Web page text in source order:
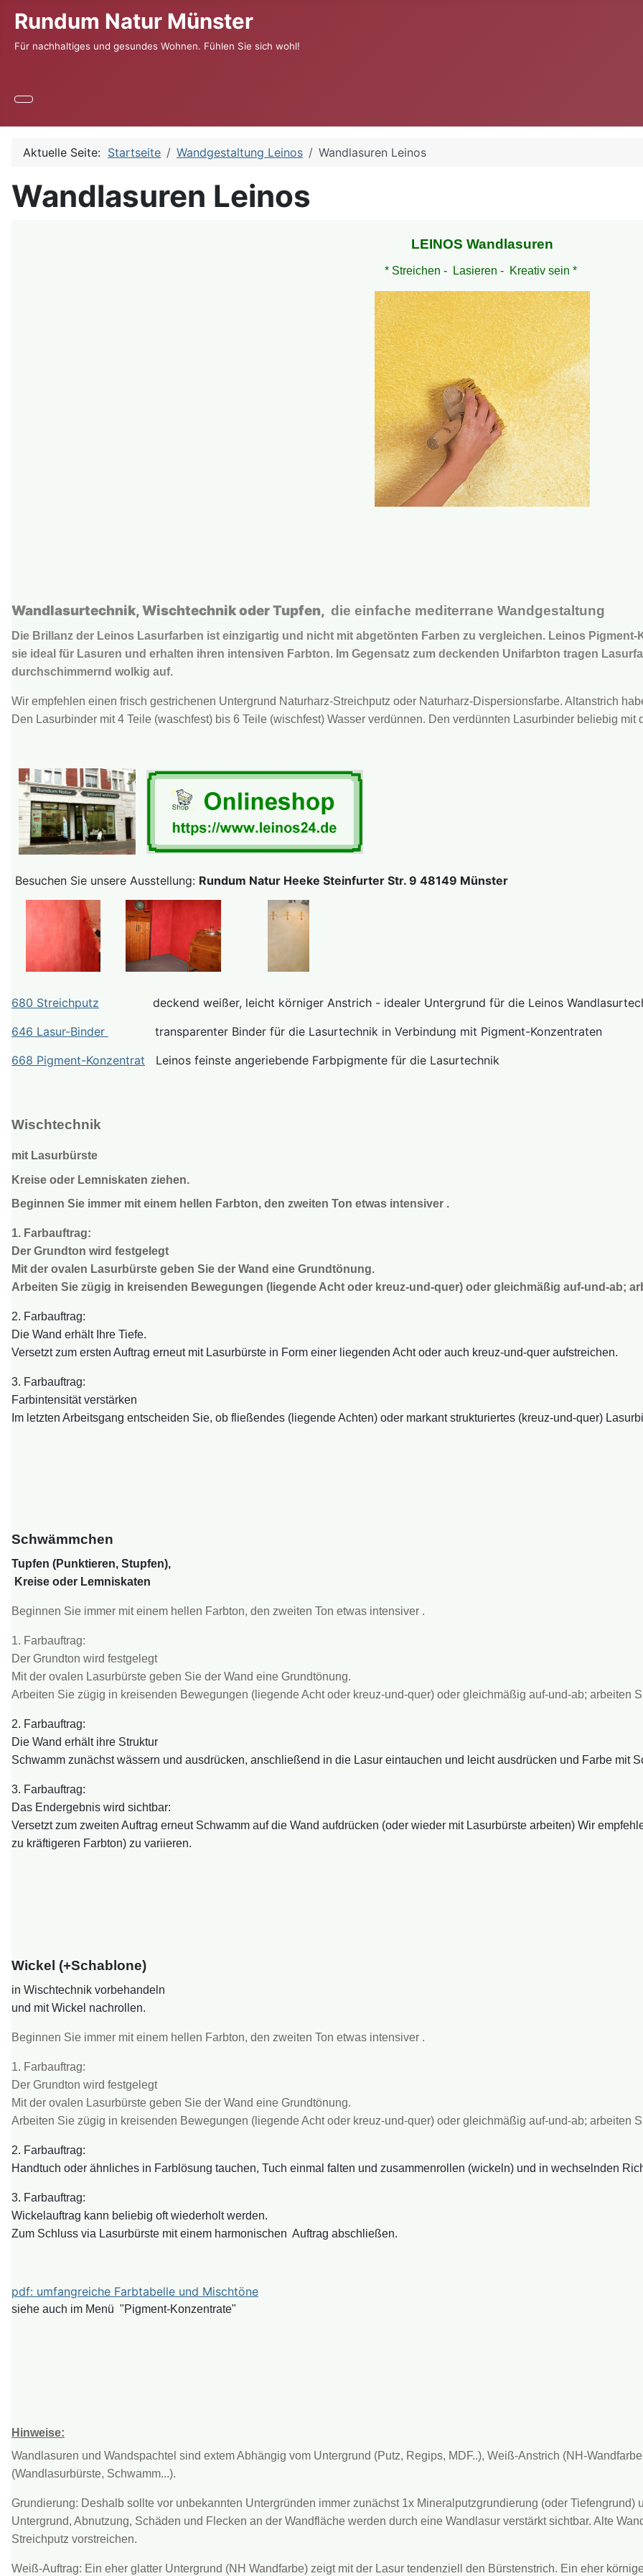
Rundum Natur Münster
Für nachhaltiges und gesundes Wohnen. Fühlen Sie sich wohl!
Aktuelle Seite: Startseite Wandgestaltung Leinos Wandlasuren Leinos
Wandlasuren Leinos
LEINOS Wandlasuren
* Streichen - Lasieren - Kreativ sein *
Wandlasurtechnik, Wischtechnik oder Tupfen, die einfache mediterrane Wandgestaltung
Die Brillanz der Leinos Lasurfarben ist einzigartig und nicht mit abgetönten Farben zu vergleichen. Leinos
sie ideal für Lasuren und erhalten ihren intensiven Farbton. Im Gegensatz zum deckenden Unifarbton tragen
durchschimmernd wolkig auf.
Wir empfehlen einen frisch gestrichenen Untergrund Naturharz-Streichputz oder Naturharz-Dispersionsfarbe. Altanstrich
Den Lasurbinder mit 4 Teile (waschfest) bis 6 Teile (wischfest) Wasser verdünnen. Den verdünnten Lasurbinder beliebig mit
Besuchen Sie unsere Ausstellung: Rundum Natur Heeke Steinfurter Str. 9 48149 Münster
680 Streichputz deckend weißer, leicht körniger Anstrich - idealer Untergrund für die Leinos
646 Lasur-Binder
transparenter Binder für die Lasurtechnik in Verbindung mit Pigment-Konzentraten
668 Pigment-Konzentrat Leinos feinste angeriebende Farbpigmente für die Lasurtechnik
Wischtechnik
mit Lasurbürste
Kreise oder Lemniskaten ziehen.
Beginnen Sie immer mit einem hellen Farbton, den zweiten Ton etwas intensiver .
1. Farbauftrag:
Der Grundton wird festgelegt
Mit der ovalen Lasurbürste geben Sie der Wand eine Grundtönung.
Arbeiten Sie zügig in kreisenden Bewegungen (liegende Acht oder kreuz-und-quer) oder gleichmäßig auf-und-ab;
2. Farbauftrag:
Die Wand erhält Ihre Tiefe.
Versetzt zum ersten Auftrag erneut mit Lasurbürste in Form einer liegenden Acht oder auch kreuz-und-quer aufstreichen.
3. Farbauftrag:
Farbintensität verstärken
Im letzten Arbeitsgang entscheiden Sie, ob fließendes (liegende Achten) oder markant strukturiertes (kreuz-und-quer)
Schwämmchen
Tupfen (Punktieren, Stupfen),
Kreise oder Lemniskaten
Beginnen Sie immer mit einem hellen Farbton, den zweiten Ton etwas intensiver .
1. Farbauftrag:
Der Grundton wird festgelegt
Mit der ovalen Lasurbürste geben Sie der Wand eine Grundtönung.
Arbeiten Sie zügig in kreisenden Bewegungen (liegende Acht oder kreuz-und-quer) oder gleichmäßig auf-und-ab; arbeiten
2. Farbauftrag:
Die Wand erhält ihre Struktur
Schwamm zunächst wässern und ausdrücken, anschließend in die Lasur eintauchen und leicht ausdrücken und Farbe mit
3. Farbauftrag:
Das Endergebnis wird sichtbar:
Versetzt zum zweiten Auftrag erneut Schwamm auf die Wand aufdrücken (oder wieder mit Lasurbürste arbeiten) Wir
zu kräftigeren Farbton) zu variieren.
Wickel (+Schablone)
in Wischtechnik vorbehandeln
und mit Wickel nachrollen.
Beginnen Sie immer mit einem hellen Farbton, den zweiten Ton etwas intensiver .
1. Farbauftrag:
Der Grundton wird festgelegt
Mit der ovalen Lasurbürste geben Sie der Wand eine Grundtönung.
Arbeiten Sie zügig in kreisenden Bewegungen (liegende Acht oder kreuz-und-quer) oder gleichmäßig auf-und-ab; arbeiten
2. Farbauftrag:
Handtuch oder ähnliches in Farblösung tauchen, Tuch einmal falten und zusammenrollen (wickeln) und in wechselnden
3. Farbauftrag:
Wickelauftrag kann beliebig oft wiederholt werden.
Zum Schluss via Lasurbürste mit einem harmonischen Auftrag abschließen.
pdf: umfangreiche Farbtabelle und Mischtöne
siehe auch im Menü "Pigment-Konzentrate"
Hinweise:
Wandlasuren und Wandspachtel sind extem Abhängig vom Untergrund (Putz, Regips, MDF..), Weiß-Anstrich (NH-
(Wandlasurbürste, Schwamm...).
Grundierung: Deshalb sollte vor unbekannten Untergründen immer zunächst 1x Mineralputzgrundierung (oder
Untergrund, Abnutzung, Schäden und Flecken an der Wandfläche werden durch eine Wandlasur verstärkt sichtbar. Alte
Streichputz vorstreichen.
Weiß-Auftrag: Ein eher glatter Untergrund (NH Wandfarbe) zeigt mit der Lasur tendenziell den Bürstenstrich. Ein eher